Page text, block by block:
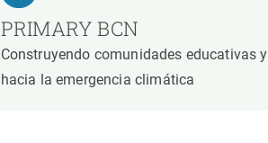
PRIMARY BCN
Construyendo comunidades educativas
hacia la emergencia climática